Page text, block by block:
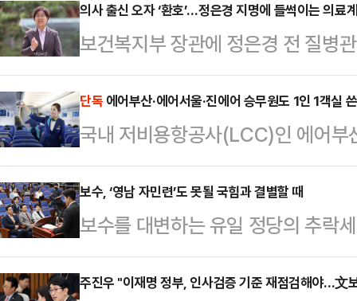
의사 출신 오자 ‘환호’…정은경 지명에 들썩이는 의료
보건복지부 장관에 정은경 전 질병
했다. 한동안 침제됐던 분위기와 달
게 환영의 뜻을 밝히며 기류가 달라
계기로 정부와 관계 회복이 본격화
강조한 정 후보자의 메시지와 의료
갈등 장기화로 멈춰 선 의료개혁 논
사협회(의협)는 전날 입장문을 내
생명과 안전을 지키기 …
단독 에어부산·에어서울·진에어 승무원도 1인 1객실
국내 저비용항공사(LCC)인 에어부
인 1실 숙소를 제공하기 시작한 것
무원의 복지가 점차 확대될 것으로
부산과 에어서울, 진에어는 지난주
공하는 복지 정책을 시행했다. 이는
권위원회 민원 제기가 직접적인 계
보수, ‘영남 자민련’도 못될 국힘과 결별할 때
보수를 대변하는 유일 정당의 추락
고 있는 자멸이다. 해답은 나와 있
보내고 있다. 가만히 있으면 이재명
주진우 "이재명 정부, 인사검증 기준 재점검해야…文